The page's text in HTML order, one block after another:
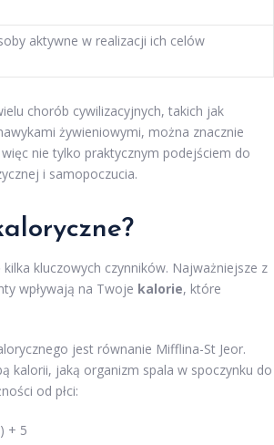
aktywne w realizacji ich celów
chorób cywilizacyjnych, takich jak
żywieniowymi, można znacznie
nie tylko praktycznym podejściem do
i samopoczucia.
kluczowych czynników. Najważniejsze z
wpływają na Twoje kalorie, które
jest równanie Mifflina-St Jeor.
kalorii, jaką organizm spala w spoczynku do
od płci:
+ 5